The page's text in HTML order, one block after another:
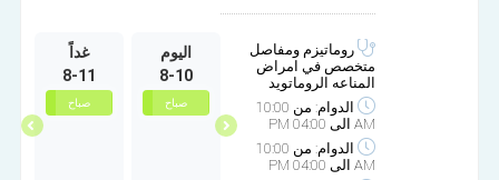
روماتيزم ومفاصل
متخصص في امراض
المناعه الروماتويد
الدوام: من 10:00
AM الى 04:00 PM
الدوام: من 10:00
AM الى 04:00 PM
السبت
10-3
صباح
الأحد
10-4
صباح
اليوم
8-10
صباح
غداً
8-11
صباح